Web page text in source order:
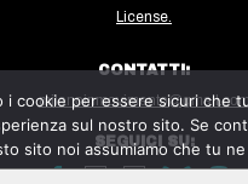
License.
CONTATTI:
SEGUICI SU:
i cookie per essere sicuri che
sul nostro sito. Se
sito noi assumiamo che tu